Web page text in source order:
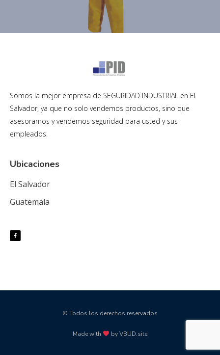
Somos la mejor empresa de SEGURIDAD INDUSTRIAL en El
Salvador, ya que no solo vendemos productos, sino que
asesoramos y vendemos seguridad para usted y sus
empleados.
Ubicaciones
El Salvador
Guatemala
© Todos los derechos reservados
Made with by VBUD.site